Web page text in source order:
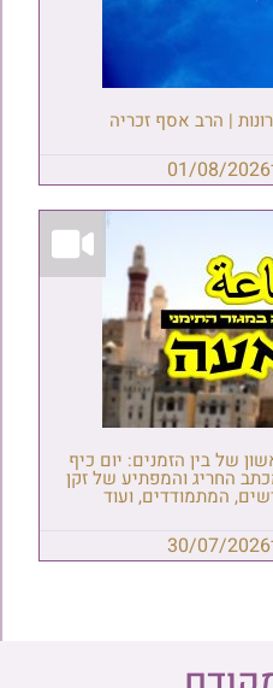
| הרב אסף זכריה
01/08/2026
של בין הזמנים: יום כיף
החריג והמפתיע של זקן
המתמודדים, ועוד
30/07/2026